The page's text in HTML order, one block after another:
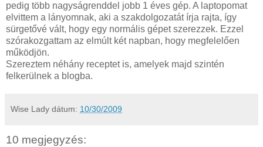
pedig több nagyságrenddel jobb 1 éves gép. A laptopomat
elvittem a lányomnak, aki a szakdolgozatát írja rajta, így
sürgetővé vált, hogy egy normális gépet szerezzek. Ezzel
szórakozgattam az elmúlt két napban, hogy megfelelően
működjön.
Szereztem néhány receptet is, amelyek majd szintén
felkerülnek a blogba.
Wise Lady dátum: 10/30/2009
10 megjegyzés: